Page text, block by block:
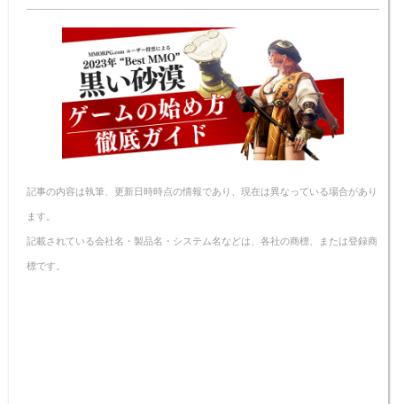
n
a
e
b
o
o
k
e
st
n
e
y
n
k
記事の内容は執筆、更新日時時点の情報であり、現在は異なっている場合があり
ます。
記載されている会社名・製品名・システム名などは、各社の商標、または登録商
標です。